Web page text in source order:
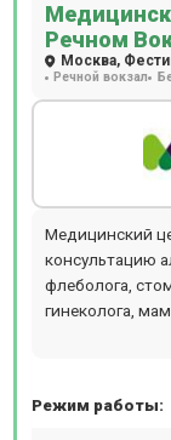
Речном
Москва,
Речной вокзал
Медицинский
консультацию
флеболога,
гинеколога,
Режим работы: